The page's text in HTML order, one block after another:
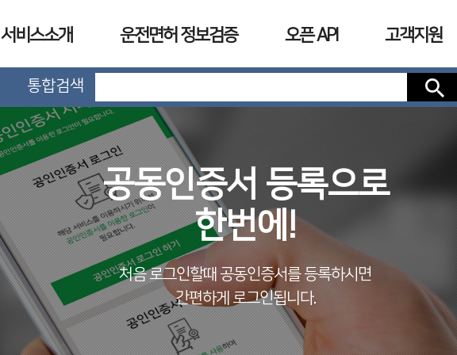
서비스소개 운전면허 정보검증 오픈 API 고객지원
통합검색 검색
공동인증서 등록으로
한번에!
처음 로그인할때 공동인증서를 등록하시면
간편하게 로그인됩니다.